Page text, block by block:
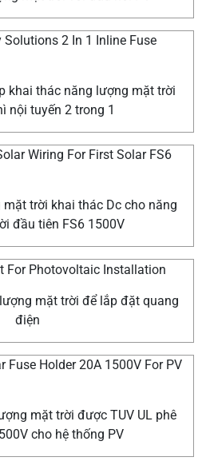
khai thác năng lượng mặt trời
nội tuyến 2 trong 1
trời khai thác Dc cho năng
đầu tiên FS6 1500V
mặt trời để lắp đặt quang
điện
mặt trời được TUV UL phê
cho hệ thống PV